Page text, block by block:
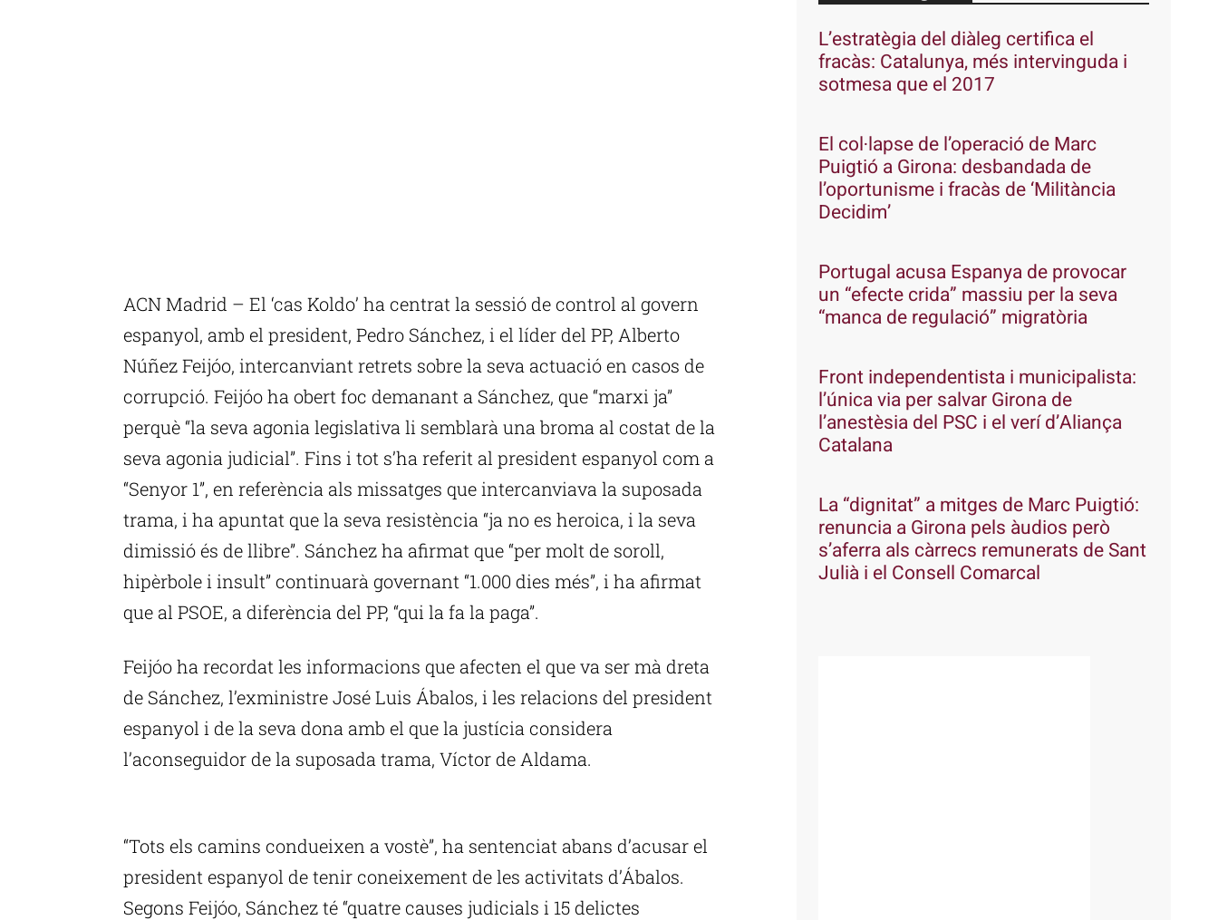
ACN Madrid – El ‘cas Koldo’ ha centrat la sessió de control al govern
espanyol, amb el president, Pedro Sánchez, i el líder del PP, Alberto
Núñez Feijóo, intercanviant retrets sobre la seva actuació en casos de
corrupció. Feijóo ha obert foc demanant a Sánchez, que “marxi ja”
perquè “la seva agonia legislativa li semblarà una broma al costat de la
seva agonia judicial”. Fins i tot s’ha referit al president espanyol com a
“Senyor 1”, en referència als missatges que intercanviava la suposada
trama, i ha apuntat que la seva resistència “ja no es heroica, i la seva
dimissió és de llibre”. Sánchez ha afirmat que “per molt de soroll,
hipèrbole i insult” continuarà governant “1.000 dies més”, i ha afirmat
que al PSOE, a diferència del PP, “qui la fa la paga”.
Feijóo ha recordat les informacions que afecten el que va ser mà dreta
de Sánchez, l’exministre José Luis Ábalos, i les relacions del president
espanyol i de la seva dona amb el que la justícia considera
l’aconseguidor de la suposada trama, Víctor de Aldama.
“Tots els camins condueixen a vostè”, ha sentenciat abans d’acusar el
president espanyol de tenir coneixement de les activitats d’Ábalos.
Segons Feijóo, Sánchez té “quatre causes judicials i 15 delictes
L’estratègia del diàleg certifica el
fracàs: Catalunya, més intervinguda i
sotmesa que el 2017
El col·lapse de l’operació de Marc
Puigtió a Girona: desbandada de
l’oportunisme i fracàs de ‘Militància
Decidim’
Portugal acusa Espanya de provocar
un “efecte crida” massiu per la seva
“manca de regulació” migratòria
Front independentista i municipalista:
l’única via per salvar Girona de
l’anestèsia del PSC i el verí d’Aliança
Catalana
La “dignitat” a mitges de Marc Puigtió:
renuncia a Girona pels àudios però
s’aferra als càrrecs remunerats de Sant
Julià i el Consell Comarcal